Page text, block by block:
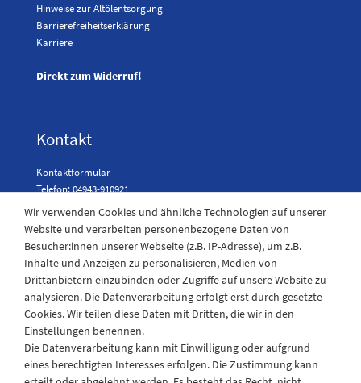
Hinweise zur Altölentsorgung
Barrierefreiheitserklärung
Karriere
Direkt zum Widerruf!
Kontakt
Kontaktformular
Telefon: 04943-910921
Laden Öffnungszeiten
Montag - Freitag
08:30 - 12:30 und 13.00 - 17.30 Uhr
Samstags
08:30 bis 12:30 Uhr
Wir verwenden Cookies und ähnliche Technologien auf unserer
Website und verarbeiten personenbezogene Daten von
Besucher:innen unserer Webseite (z.B. IP-Adresse), um z.B.
Inhalte und Anzeigen zu personalisieren, Medien von
Drittanbietern einzubinden oder Zugriffe auf unsere Website zu
analysieren. Die Datenverarbeitung erfolgt erst durch gesetzte
Cookies. Wir teilen diese Daten mit Dritten, die wir in den
Einstellungen benennen.
Die Datenverarbeitung kann mit Einwilligung oder aufgrund
eines berechtigten Interesses erfolgen. Die Zustimmung kann